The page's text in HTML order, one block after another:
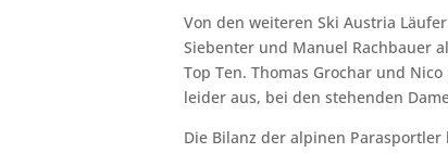
Von den weiteren Ski Austria
Siebenter und Manuel Rachbauer
Top Ten. Thomas Grochar und
leider aus, bei den stehenden
Die Bilanz der alpinen